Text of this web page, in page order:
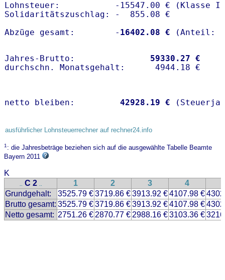
Lohnsteuer:           -15547.00 € (Klasse I)
Solidaritätszuschlag: -  855.08 €
Abzüge gesamt:        - 16402.08 €
Jahres-Brutto: 59330.27 €
netto bleiben: 42928.19 €
ausführlicher Lohnsteuerrechner auf rechner24.info
1: die Jahresbeträge beziehen sich auf die ausgewählte Tabelle Beamte
Bayern 2011
K
.. C 2 .. 1 2 3 4
Grundgehalt:
3525.79 €3719.86 €3913.92 €4107.98 €
Brutto gesamt: 3525.79 €3719.86 €3913.92 €4107.98 €
Netto gesamt: 2751.26 € 2870.77 € 2988.16 €3103.36 €